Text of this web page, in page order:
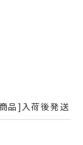
品]入荷後発送